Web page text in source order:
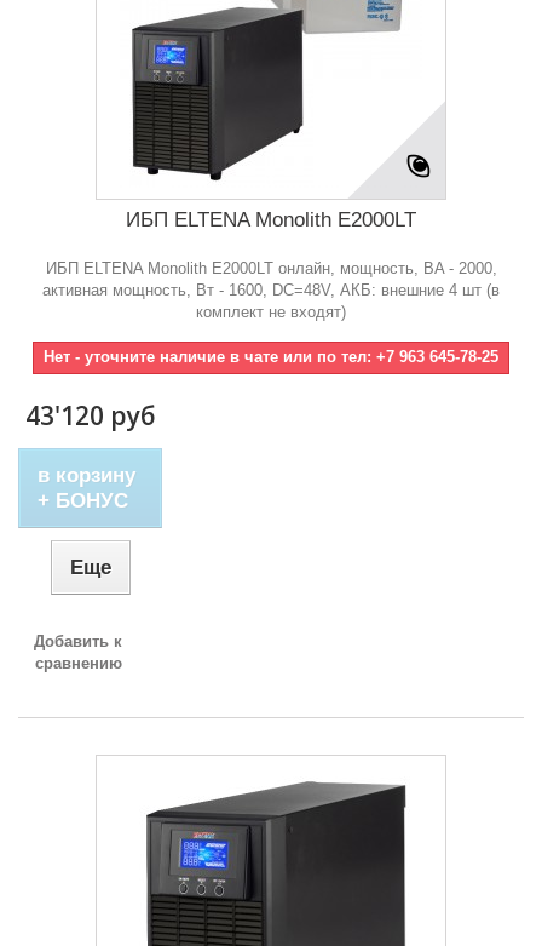
ИБП ELTENA Monolith E2000LT
ИБП ELTENA Monolith E2000LT онлайн, мощность, BA - 2000,
активная мощность, Bт - 1600, DC=48V, АКБ: внешние 4 шт (в
комплект не входят)
Нет - уточните наличие в чате или по тел: +7 963 645-78-25
43'120 руб
в корзину
+ БОНУС
Еще
Добавить к
сравнению